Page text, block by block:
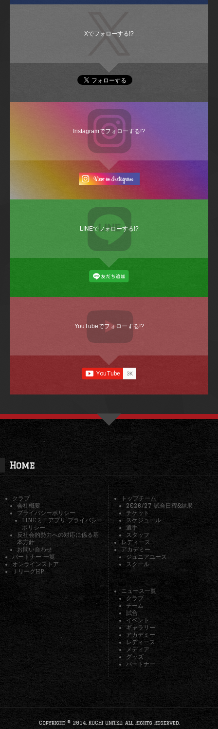
Xでフォローする!?
Instagramでフォローする!?
LINEでフォローする!?
YouTubeでフォローする!?
Home
クラブ
会社概要
プライバシーポリシー
LINEミニアプリ プライバシー
ポリシー
反社会的勢力への対応に係る基
本方針
お問い合わせ
パートナー 一覧
オンラインストア
ＪリーグHP
トップチーム
2026/27 試合日程&結果
チケット
スケジュール
選手
スタッフ
レディース
アカデミー
ジュニアユース
スクール
ニュース一覧
クラブ
チーム
試合
イベント
ギャラリー
アカデミー
レディース
メディア
グッズ
パートナー
Copyright © 2014. KOCHI UNITED. All Rights Reserved.